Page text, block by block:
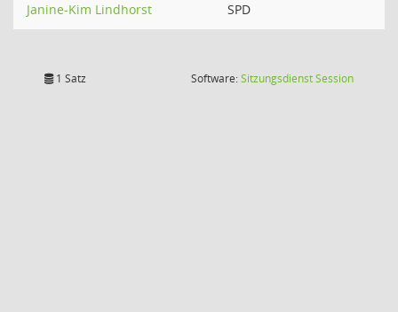
Janine-Kim Lindhorst SPD
1 Satz Software:SitzungsdienstSession(Wird in